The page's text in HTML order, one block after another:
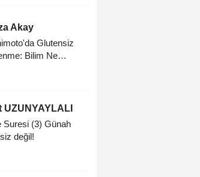
Akay
Glutensiz
Bilim Ne
UZUNYAYLALI
(3) Günah
değil!